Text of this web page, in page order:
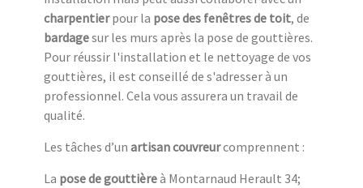
charpentierpour la pose des fenêtres de toit, de
bardagesur les murs après la pose de gouttières.
Pour réussir l'installation et le nettoyage de vos
gouttières, il est conseillé de s'adresser à un
professionnel. Cela vous assurera un travail de
qualité.
Les tâches d’un artisan couvreurcomprennent :
La pose de gouttièreà Montarnaud Herault 34;